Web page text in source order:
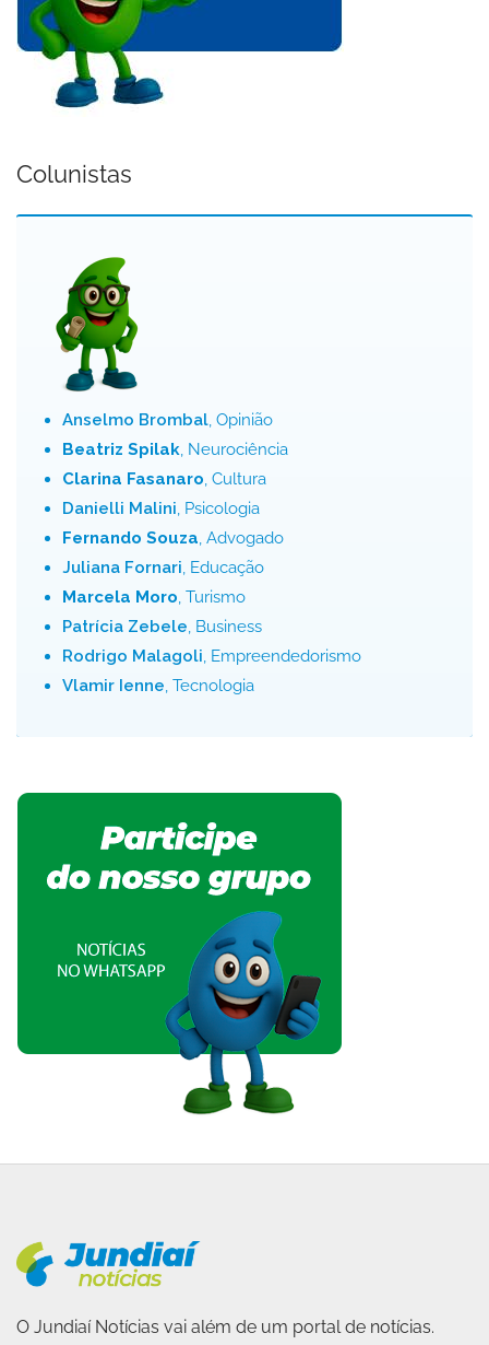
Colunistas
Anselmo Brombal, Opinião
Beatriz Spilak, Neurociência
Clarina Fasanaro, Cultura
Danielli Malini, Psicologia
Fernando Souza, Advogado
Juliana Fornari, Educação
Marcela Moro, Turismo
Patrícia Zebele, Business
Rodrigo Malagoli, Empreendedorismo
Vlamir Ienne, Tecnologia
O Jundiaí Notícias vai além de um portal de notícias.